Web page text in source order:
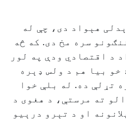
هېواد دی، چې له
سره مخ دی. که څه
د اقتصادي ودې په لور
بیا هم د ولس ډېره
تړلې ده. له بلې خوا
ته مرستې، د هغوی د
او د تېرو درېیو